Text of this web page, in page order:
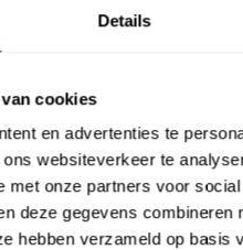
Details
cookies
en advertenties te
websiteverkeer te
met onze partners voor
deze gegevens combineren
hebben verzameld op basis